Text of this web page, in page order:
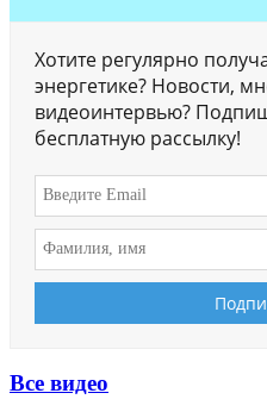
Хотите регулярно
энергетике? Новости,
видеоинтервью?
бесплатную рассылку!
Все видео